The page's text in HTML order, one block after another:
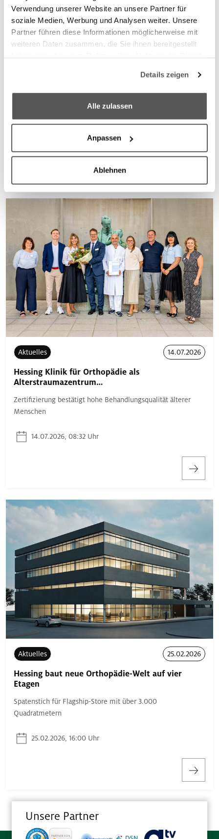
Verwendung unserer Website an unsere Partner für
soziale Medien, Werbung und Analysen weiter. Unsere
Partner führen diese Informationen möglicherweise mit
weiteren Daten zusammen, die Sie ihnen bereitgestellt
We work with6 third partieswho may receive and
process your information.
Details zeigen
Alle zulassen
Anpassen
Ablehnen
Stiftung Kliniken Aktuelles
Kids
03.08.2026
Hessing und THA unterzeichnen Lehrkooperation
03.08.2026, 08:09 Uhr
Aktuelles 14.07.2026
Hessing Klinik für Orthopädie als
Alterstraumazentrum…
Zertifizierung bestätigt hohe Behandlungsqualität älterer
Menschen
14.07.2026, 08:32 Uhr
Aktuelles 25.02.2026
Hessing baut neue Orthopädie-Welt auf vier
Etagen
Spatenstich für Flagship-Store mit über 3.000
Quadratmetern
25.02.2026, 16:00 Uhr
Unsere Partner